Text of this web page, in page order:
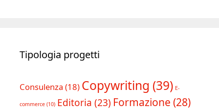
Tipologia progetti
Consulenza (18) Copywriting (39) E-
commerce (10) Editoria (23) Formazione (28)